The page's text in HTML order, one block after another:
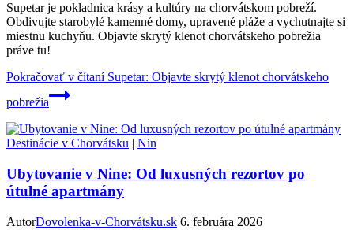
Supetar je pokladnica krásy a kultúry na chorvátskom pobreží.
Obdivujte starobylé kamenné domy, upravené pláže a vychutnajte si
miestnu kuchyňu. Objavte skrytý klenot chorvátskeho pobrežia
práve tu!
Pokračovať v čítaníSupetar: Objavte skrytý klenot chorvátskeho
pobrežia
Destinácie v Chorvátsku | Nin
Ubytovanie v Nine: Od luxusných rezortov po
útulné apartmány
AutorDovolenka-v-Chorvátsku.sk 6. februára 2026